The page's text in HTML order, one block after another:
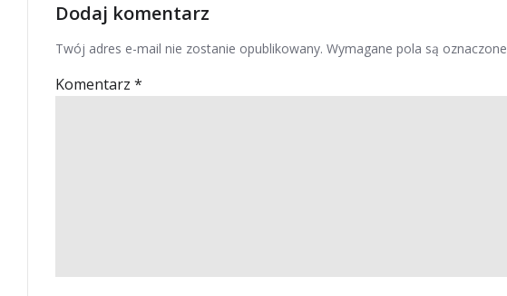
Dodaj komentarz
Twój adres e-mail nie zostanie opublikowany. Wymagane pola są oznaczone
Komentarz *